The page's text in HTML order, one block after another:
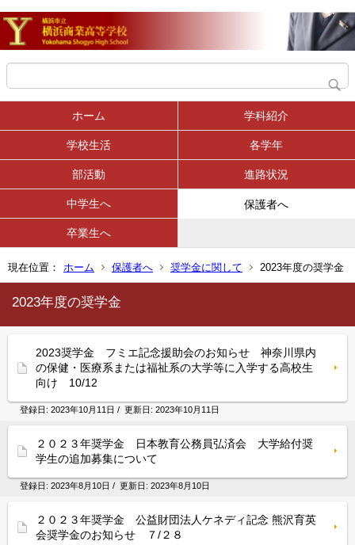
ホーム 学科紹介
学校生活 各学年
部活動 進路状況
中学生へ 保護者へ
卒業生へ
現在位置： ホーム 保護者へ 奨学金に関して 2023年度の奨学金
2023年度の奨学金
2023奨学金 フミエ記念援助会のお知らせ 神奈川県内
の保健・医療系または福祉系の大学等に入学する高校生
向け 10/12
登録日: 2023年10月11日 / 更新日: 2023年10月11日
２０２３年奨学金 日本教育公務員弘済会 大学給付奨
学生の追加募集について
登録日: 2023年8月10日 / 更新日: 2023年8月10日
２０２３年奨学金 公益財団法人ケネディ記念 熊沢育英
会奨学金のお知らせ ７/２８